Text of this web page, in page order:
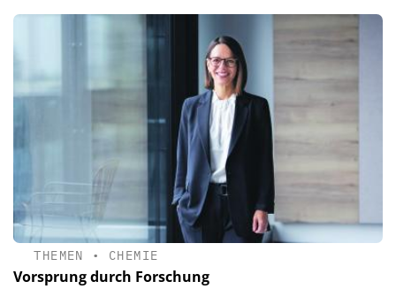
THEMEN • CHEMIE
Vorsprung durch Forschung